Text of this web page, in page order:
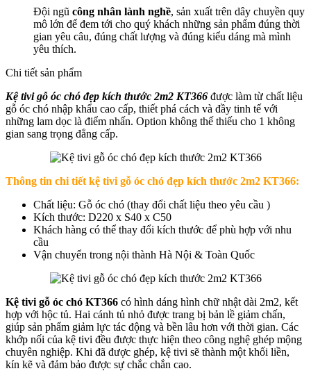
Đội ngũ công nhân lành nghề, sản xuất trên dây chuyền quy
mô lớn để đem tới cho quý khách những sản phẩm đúng thời
gian yêu câu, đúng chất lượng và đúng kiểu dáng mà mình
yêu thích.
Chi tiết sản phẩm
Kệ tivi gỗ óc chó đẹp kích thước 2m2 KT366 được làm từ chất liệu
gỗ óc chó nhập khẩu cao cấp, thiết phá cách và đầy tinh tế với
những lam dọc là điểm nhấn. Option không thế thiếu cho 1 không
gian sang trọng đẳng cấp.
Thông tin chi tiết kệ tivi gỗ óc chó đẹp kích thước 2m2 KT366:
Chất liệu: Gỗ óc chó (thay đổi chất liệu theo yêu cầu )
Kích thước: D220 x S40 x C50
Khách hàng có thể thay đổi kích thước để phù hợp với nhu
cầu
Vận chuyển trong nội thành Hà Nội & Toàn Quốc
Kệ tivi gỗ óc chó KT366 có hình dáng hình chữ nhật dài 2m2, kết
hợp với hộc tủ. Hai cánh tủ nhỏ được trang bị bản lề giảm chấn,
giúp sản phẩm giảm lực tác động và bền lâu hơn với thời gian. Các
khớp nối của kệ tivi đều được thực hiện theo công nghệ ghép mộng
chuyên nghiệp. Khi đã được ghép, kệ tivi sẽ thành một khối liền,
kín kẽ và đảm bảo được sự chắc chắn cao.